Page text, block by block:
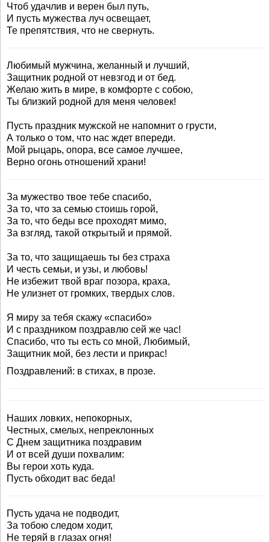
Чтоб удачлив и верен был путь,
И пусть мужества луч освещает,
Те препятствия, что не свернуть.
Любимый мужчина, желанный и лучший,
Защитник родной от невзгод и от бед.
Желаю жить в мире, в комфорте с собою,
Ты близкий родной для меня человек!
Пусть праздник мужской не напомнит о грусти,
А только о том, что нас ждет впереди.
Мой рыцарь, опора, все самое лучшее,
Верно огонь отношений храни!
За мужество твое тебе спасибо,
За то, что за семью стоишь горой,
За то, что беды все проходят мимо,
За взгляд, такой открытый и прямой.
За то, что защищаешь ты без страха
И честь семьи, и узы, и любовь!
Не избежит твой враг позора, краха,
Не улизнет от громких, твердых слов.
Я миру за тебя скажу «спасибо»
И с праздником поздравлю сей же час!
Спасибо, что ты есть со мной, Любимый,
Защитник мой, без лести и прикрас!
Поздравлений: в стихах, в прозе.
Наших ловких, непокорных,
Честных, смелых, непреклонных
С Днем защитника поздравим
И от всей души похвалим:
Вы герои хоть куда.
Пусть обходит вас беда!
Пусть удача не подводит,
За тобою следом ходит,
Не теряй в глазах огня!